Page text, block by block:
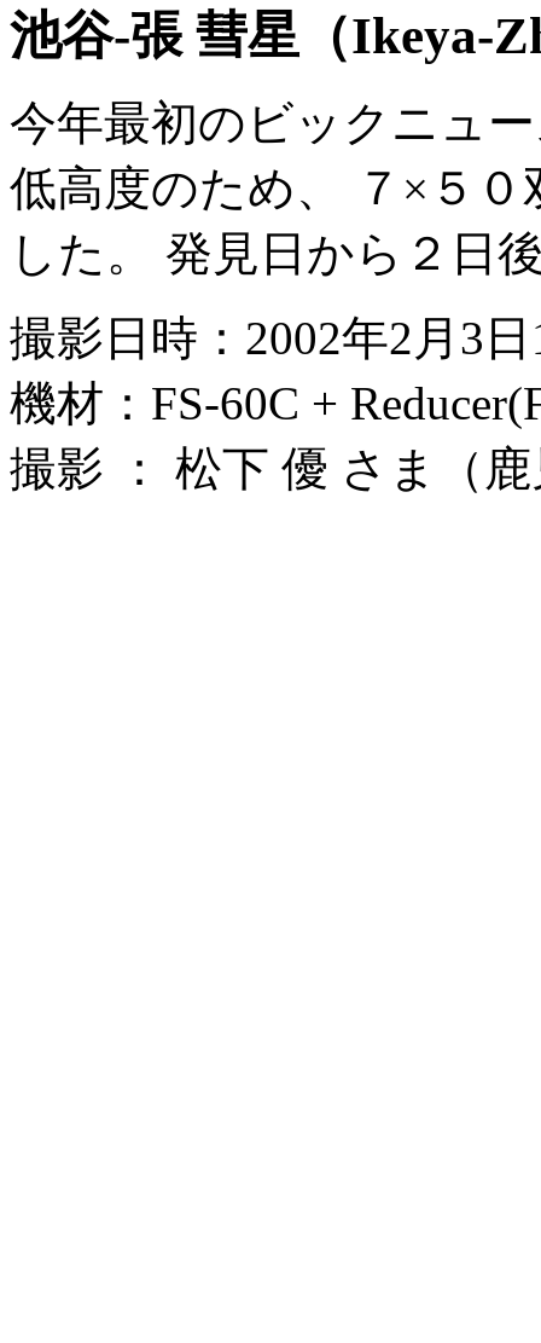
池谷-張 彗星（Ikeya-
今年最初のビックニュ
低高度のため、 ７×５
した。 発見日から２日
撮影日時：2002年2月3
機材：FS-60C +
撮影 ： 松下 優 さま（